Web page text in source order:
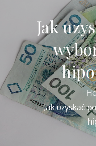
Jak
Jak uzyskać